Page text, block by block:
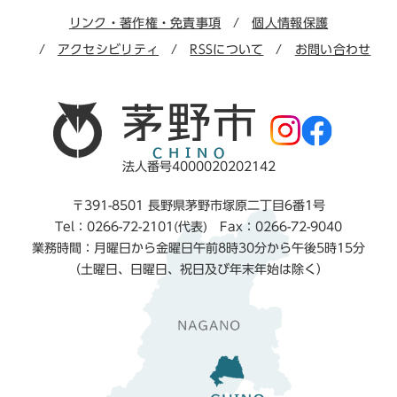
リンク・著作権・免責事項 個人情報保護
アクセシビリティ RSSについて お問い合わせ
法人番号4000020202142
〒391-8501 長野県茅野市塚原二丁目6番1号
Tel：0266-72-2101(代表) Fax：0266-72-9040
業務時間：月曜日から金曜日午前8時30分から午後5時15分
（土曜日、日曜日、祝日及び年末年始は除く）